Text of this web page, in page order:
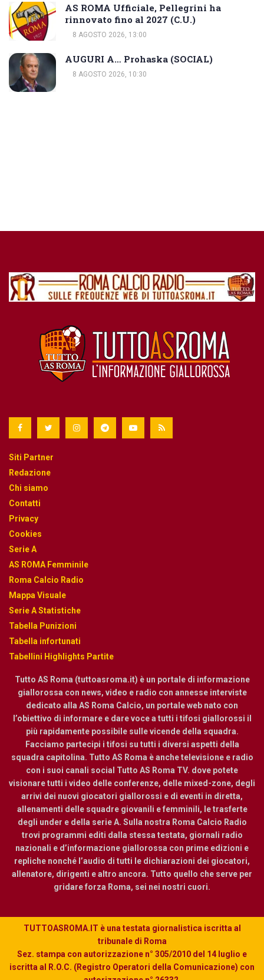
AS ROMA Ufficiale, Pellegrini ha
rinnovato fino al 2027 (C.U.)
8 AGOSTO 2026, 13:00
AUGURI A… Prohaska (SOCIAL)
8 AGOSTO 2026, 10:30
Siti Partner
Redazione
Chi siamo
Contatti
Privacy
Cookies
Serie A
AS ROMA Femminile
Roma Calcio Radio
Mappa Visuale
Serie A Statistiche
Tabella Punizioni
Tabella infortunati
Tabellini Highlights Partite
Tutto AS Roma (tuttoasroma.it) è un portale di informazione
giallorossa con news, video e radio con annesse interviste
dedicato alla AS Roma Calcio, un portale web nato con
l’obiettivo di informare e dare voce a tutti i tifosi giallorossi il
più rapidamente possibile sulle vicende della squadra.
Facciamo partecipi i tifosi su tutti i diversi aspetti della
squadra capitolina. Tutto AS Roma è anche televisione e radio
con i suoi canali social Tutto AS Roma TV. dove potete
visionare tutti i video delle conferenze, delle mixed-zone, degli
arrivi dei nuovi giocatori giallorossi e di eventi in diretta,
allenamenti delle squadre giovanili e femminili, le trasferte
degli under e della serie A. Sulla nostra Roma Calcio Radio
trovi programmi editi dalla stessa testata, giornali radio
nazionali e d’informazione giallorossa con prime edizioni e
repliche nonché l’audio di tutti le dichiarazioni dei giocatori,
allenatore, dirigenti e altro ancora. Tutto quello che serve per
gridare forza Roma, sei nei nostri cuori.
TUTTOASROMA.IT è una testata giornalistica iscritta al
tribunale di Roma
Sez. stampa con autorizzazione n° 305/2010 del 14 luglio e
iscritta al R.O.C. (Registro Operatori della Comunicazione) con